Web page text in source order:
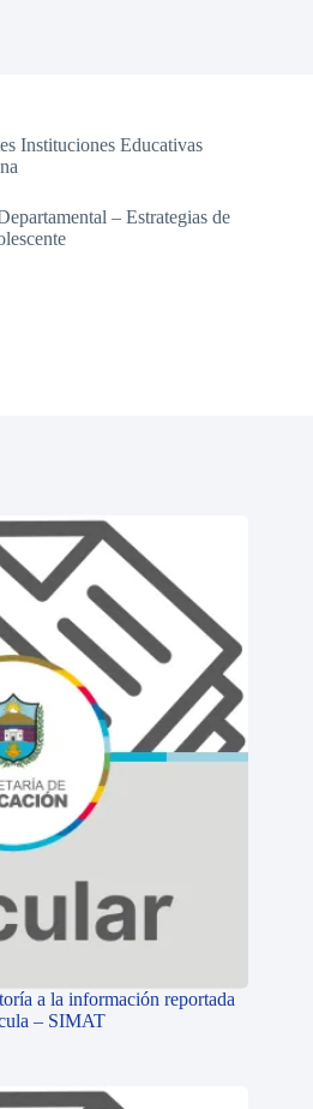
Instituciones Educativas
– Estrategias de
a la información reportada
– SIMAT